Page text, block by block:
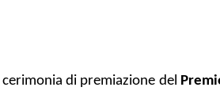
cerimonia di premiazione del